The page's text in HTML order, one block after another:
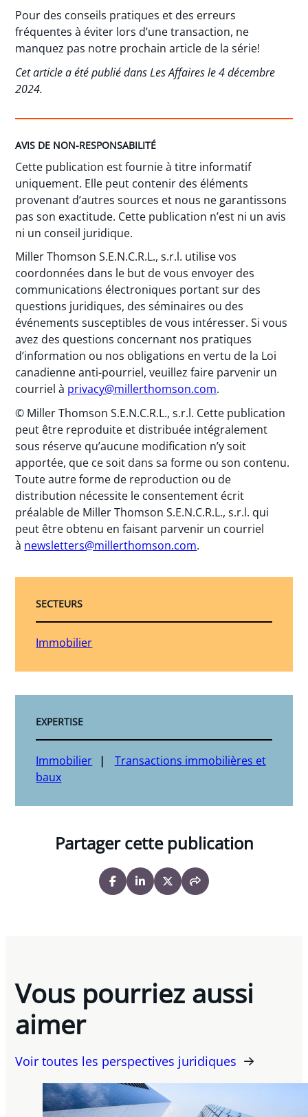
Pour des conseils pratiques et des erreurs
fréquentes à éviter lors d’une transaction, ne
manquez pas notre prochain article de la série!
Cet article a été publié dans Les Affaires le 4 décembre
2024.
AVIS DE NON-RESPONSABILITÉ
Cette publication est fournie à titre informatif
uniquement. Elle peut contenir des éléments
provenant d’autres sources et nous ne garantissons
pas son exactitude. Cette publication n’est ni un avis
ni un conseil juridique.
Miller Thomson S.E.N.C.R.L., s.r.l. utilise vos
coordonnées dans le but de vous envoyer des
communications électroniques portant sur des
questions juridiques, des séminaires ou des
événements susceptibles de vous intéresser. Si vous
avez des questions concernant nos pratiques
d’information ou nos obligations en vertu de la Loi
canadienne anti-pourriel, veuillez faire parvenir un
courriel à privacy@millerthomson.com.
© Miller Thomson S.E.N.C.R.L., s.r.l. Cette publication
peut être reproduite et distribuée intégralement
sous réserve qu’aucune modification n’y soit
apportée, que ce soit dans sa forme ou son contenu.
Toute autre forme de reproduction ou de
distribution nécessite le consentement écrit
préalable de Miller Thomson S.E.N.C.R.L., s.r.l. qui
peut être obtenu en faisant parvenir un courriel
à newsletters@millerthomson.com.
SECTEURS
Immobilier
EXPERTISE
Immobilier
Transactions immobilières et
baux
Partager cette publication
Vous pourriez aussi
aimer
Voir toutes les perspectives juridiques